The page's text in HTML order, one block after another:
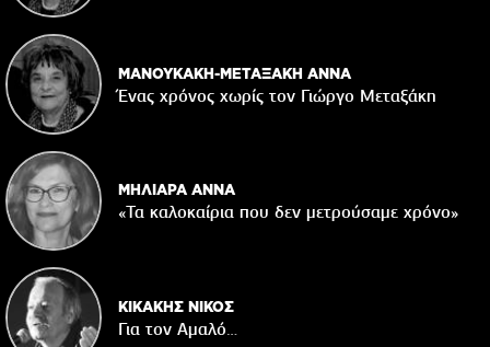
ΜΑΝΟΥΚΑΚΗ-ΜΕΤΑΞΑΚΗ ΑΝΝΑ
Ένας χρόνος χωρίς τον Γιώργο Μεταξάκη
ΜΗΛΙΑΡΑ ΑΝΝΑ
«Τα καλοκαίρια που δεν μετρούσαμε χρόνο»
ΚΙΚΑΚΗΣ ΝΙΚΟΣ
Για τον Αμαλό…